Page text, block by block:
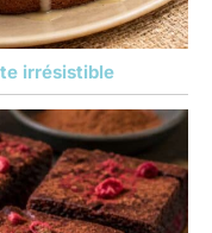
irrésistible